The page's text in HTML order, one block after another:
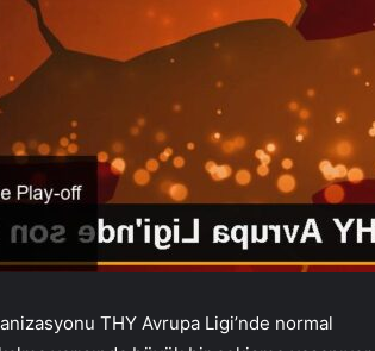
THY Avrupa Ligi’nde normal